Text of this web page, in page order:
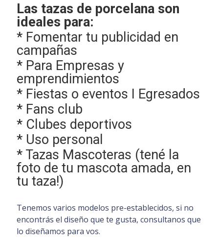
Las tazas de porcelana son
ideales para:
* Fomentar tu publicidad en
campañas
* Para Empresas y
emprendimientos
* Fiestas o eventos I Egresados
* Fans club
* Clubes deportivos
* Uso personal
* Tazas Mascoteras (tené la
foto de tu mascota amada, en
tu taza!)
Tenemos varios modelos pre-establecidos, si no
encontrás el diseño que te gusta, consultanos que
lo diseñamos para vos.